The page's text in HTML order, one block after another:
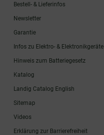
Bestell- & Lieferinfos
Newsletter
Garantie
Infos zu Elektro- & Elektronikgeräte
Hinweis zum Batteriegesetz
Katalog
Landig Catalog English
Sitemap
Videos
Erklärung zur Barrierefreiheit